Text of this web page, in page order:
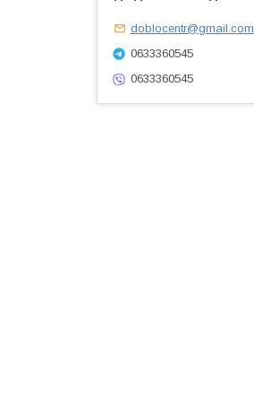
doblocentr@gmail.com
0633360545
0633360545